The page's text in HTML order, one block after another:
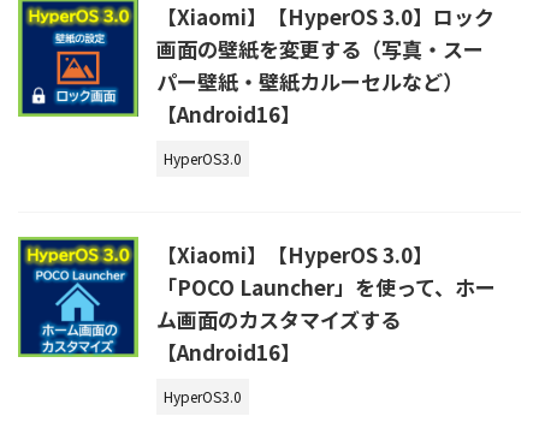
【Xiaomi】【HyperOS 3.0】ロック
画面の壁紙を変更する（写真・スー
パー壁紙・壁紙カルーセルなど）
【Android16】
HyperOS3.0
【Xiaomi】【HyperOS 3.0】
「POCO Launcher」を使って、ホー
ム画面のカスタマイズする
【Android16】
HyperOS3.0